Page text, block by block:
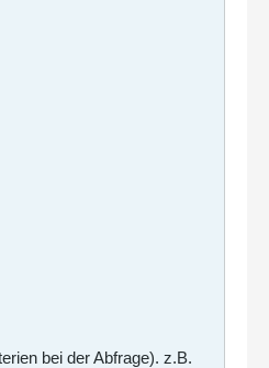
bei der Abfrage). z.B.